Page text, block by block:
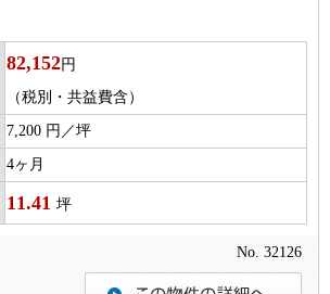
82,152円
（税別・共益費含）
7,200 円／坪
4ヶ月
11.41 坪
No. 32126